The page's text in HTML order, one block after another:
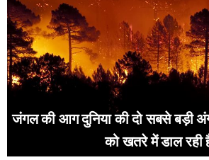
जंगल की आग दुनिया की दो सबसे बड़ी
को खतरे में डाल रही